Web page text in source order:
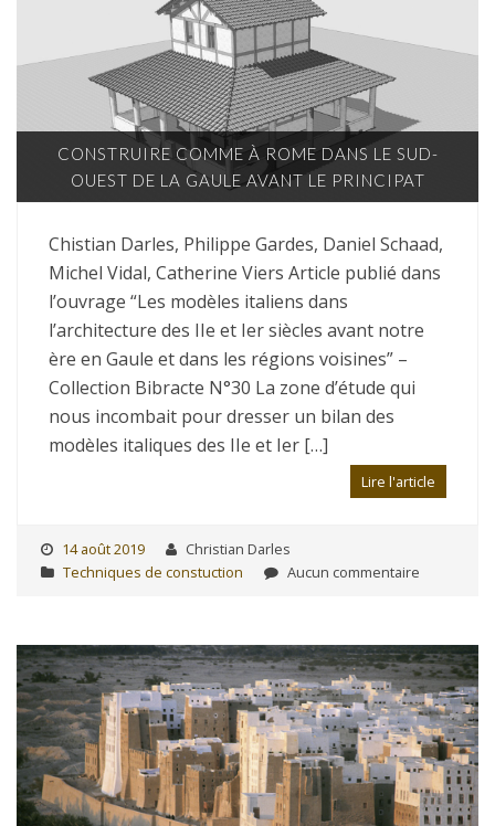
CONSTRUIRE COMME À ROME DANS LE SUD-
OUEST DE LA GAULE AVANT LE PRINCIPAT
Chistian Darles, Philippe Gardes, Daniel Schaad,
Michel Vidal, Catherine Viers Article publié dans
l’ouvrage “Les modèles italiens dans
l’architecture des IIe et Ier siècles avant notre
ère en Gaule et dans les régions voisines” –
Collection Bibracte N°30 La zone d’étude qui
nous incombait pour dresser un bilan des
modèles italiques des IIe et Ier […]
Lire l'article
14 août 2019
Christian Darles
Techniques de constuction
Aucun commentaire